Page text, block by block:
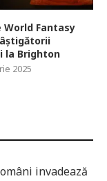
World Fantasy
la Brighton
2025
invadează